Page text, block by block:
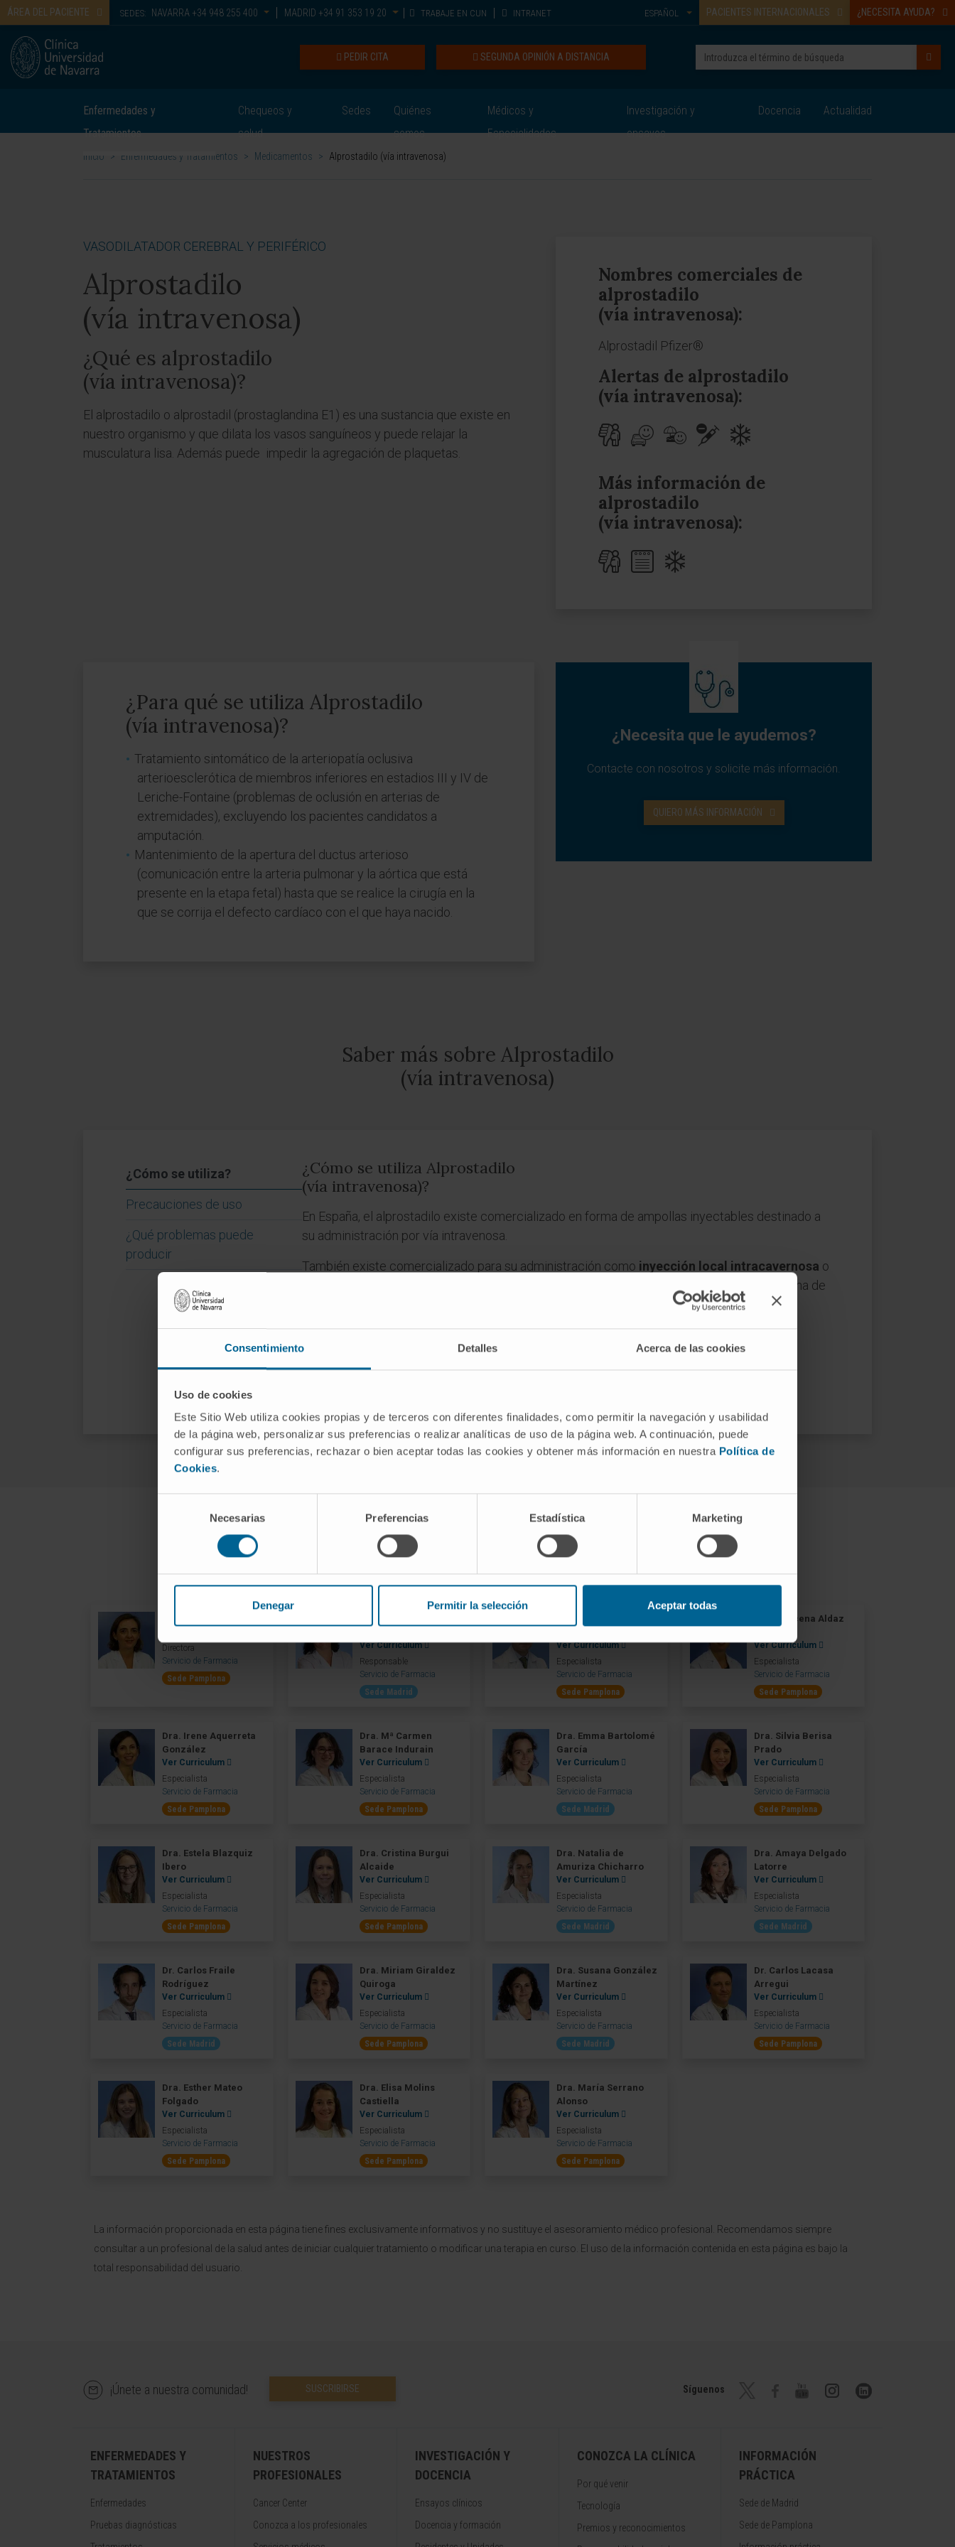
Consentimiento Detalles Acerca de las cookies
Uso de cookies
Este Sitio Web utiliza cookies propias y de terceros con diferentes finalidades, como permitir la navegación y usabilidad
de la página web, personalizar sus preferencias o realizar analíticas de uso de la página web. A continuación, puede
configurar sus preferencias, rechazar o bien aceptar todas las cookies y obtener más información en nuestra Política de
Cookies.
consentimiento
Necesarias Preferencias Estadística Marketing
Denegar Permitir la selección Aceptar todas
ÁREA DEL PACIENTE SEDES: NAVARRA +34 948 255 400 MADRID +34 91 353 19 20 TRABAJE EN CUN INTRANET PACIENTES INTERNACIONALES ¿NECESITA AYUDA?
ESPAÑOL
SEGUNDA OPINIÓN A DISTANCIA
PEDIR CITA
Enfermedades y
Tratamientos
Chequeos y
salud
Sedes
Quiénes
somos
Médicos y
Especialidades
Investigación y
ensayos
Docencia Actualidad
Inicio > Enfermedades y Tratamientos > Medicamentos > Alprostadilo (vía intravenosa)
VASODILATADOR CEREBRAL Y PERIFÉRICO
Alprostadilo
(vía intravenosa)
¿Qué es alprostadilo
(vía intravenosa)?
El alprostadilo o alprostadil (prostaglandina E1) es una sustancia que existe en
nuestro organismo y que dilata los vasos sanguíneos y puede relajar la
musculatura lisa. Además puede impedir la agregación de plaquetas.
Nombres comerciales de
alprostadilo
(vía intravenosa):
Alprostadil Pfizer®
Alertas de alprostadilo
(vía intravenosa):
Más información de
alprostadilo
(vía intravenosa):
¿Para qué se utiliza Alprostadilo
(vía intravenosa)?
Tratamiento sintomático de la arteriopatía oclusiva
arterioesclerótica de miembros inferiores en estadios III y IV de
Leriche-Fontaine (problemas de oclusión en arterias de
extremidades), excluyendo los pacientes candidatos a
amputación.
Mantenimiento de la apertura del ductus arterioso
(comunicación entre la arteria pulmonar y la aórtica que está
presente en la etapa fetal) hasta que se realice la cirugía en la
que se corrija el defecto cardíaco con el que haya nacido.
¿Necesita que le ayudemos?
Contacte con nosotros y solicite más información.
QUIERO MÁS INFORMACIÓN
Saber más sobre Alprostadilo
(vía intravenosa)
¿Cómo se utiliza?
Precauciones de uso
¿Qué problemas puede
producir
¿Cómo se utiliza Alprostadilo
(vía intravenosa)?
En España, el alprostadilo existe comercializado en forma de ampollas inyectables destinado a
su administración por vía intravenosa.
También existe comercializado para su administración como inyección local intracavernosa o
en forma de viales y sobres con aplicador (véase la ficha de
mantenimiento será establecida por su médico, individualizándose en cada caso concreto.
Nuestro equipo de profesionales
Directora
Servicio de Farmacia
Sede Pamplona
Ver Curriculum
Responsable
Servicio de Farmacia
Sede Madrid
Ver Curriculum
Especialista
Servicio de Farmacia
Sede Pamplona
Dra. Azucena Aldaz
Ver Curriculum
Especialista
Servicio de Farmacia
Sede Pamplona
Dra. Irene Aquerreta
González
Ver Curriculum
Especialista
Servicio de Farmacia
Sede Pamplona
Dra. Mª Carmen
Barace Indurain
Ver Curriculum
Especialista
Servicio de Farmacia
Sede Pamplona
Dra. Emma Bartolomé
García
Ver Curriculum
Especialista
Servicio de Farmacia
Sede Madrid
Dra. Silvia Berisa
Prado
Ver Curriculum
Especialista
Servicio de Farmacia
Sede Pamplona
Dra. Estela Blazquiz
Ibero
Ver Curriculum
Especialista
Servicio de Farmacia
Sede Pamplona
Dra. Cristina Burgui
Alcaide
Ver Curriculum
Especialista
Servicio de Farmacia
Sede Pamplona
Dra. Natalia de
Amuriza Chicharro
Ver Curriculum
Especialista
Servicio de Farmacia
Sede Madrid
Dra. Amaya Delgado
Latorre
Ver Curriculum
Especialista
Servicio de Farmacia
Sede Madrid
Dr. Carlos Fraile
Rodríguez
Ver Curriculum
Especialista
Servicio de Farmacia
Sede Madrid
Dra. Miriam Giraldez
Quiroga
Ver Curriculum
Especialista
Servicio de Farmacia
Sede Pamplona
Dra. Susana González
Martínez
Ver Curriculum
Especialista
Servicio de Farmacia
Sede Madrid
Dr. Carlos Lacasa
Arregui
Ver Curriculum
Especialista
Servicio de Farmacia
Sede Pamplona
Dra. Esther Mateo
Folgado
Ver Curriculum
Especialista
Servicio de Farmacia
Sede Pamplona
Dra. Elisa Molins
Castiella
Ver Curriculum
Especialista
Servicio de Farmacia
Sede Pamplona
Dra. María Serrano
Alonso
Ver Curriculum
Especialista
Servicio de Farmacia
Sede Pamplona
La información proporcionada en esta página tiene fines exclusivamente informativos y no sustituye el asesoramiento médico profesional. Recomendamos siempre
consultar a un profesional de la salud antes de iniciar cualquier tratamiento o modificar una terapia en curso. El uso de la información contenida en esta página es bajo la
total responsabilidad del usuario.
¡Únete a nuestra comunidad! SUSCRIBIRSE Síguenos
ENFERMEDADES Y
TRATAMIENTOS
Enfermedades
Pruebas diagnósticas
NUESTROS
PROFESIONALES
Cancer Center
Conozca a los profesionales
INVESTIGACIÓN Y
DOCENCIA
Ensayos clínicos
Docencia y formación
CONOZCA LA CLÍNICA
Por qué venir
Tecnología
Premios y reconocimientos
INFORMACIÓN
PRÁCTICA
Sede de Madrid
Sede de Pamplona